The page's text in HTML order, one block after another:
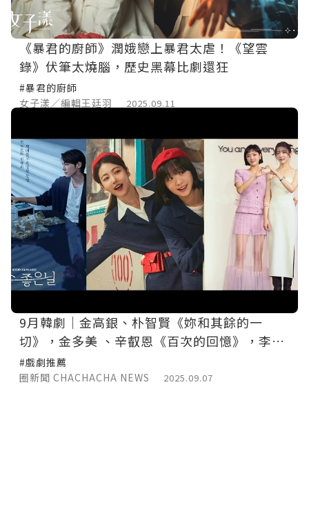
《暴君的廚師》潤娥戀上暴君太虐！《望雲
錄》伏筆太燒腦，歷史黑幕比劇還狂
#暴君的廚師
女子漾／編輯王廷羽
2025.09.11
9月韓劇｜金高銀、朴智賢《妳和其餘的一
切》，金多美 、辛叡恩《百次的回憶》，李英
愛、金英光《恩秀的好日子》
#戲劇推薦
圈新聞 CHACHACHA NEWS
2025.09.07